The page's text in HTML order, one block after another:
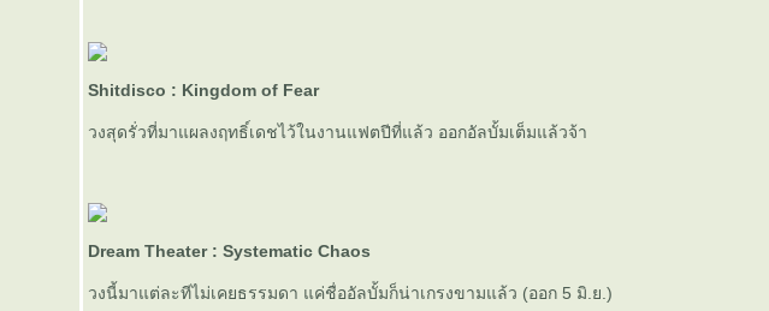
Shitdisco : Kingdom of Fear
วงสุดรั่วที่มาแผลงฤทธิ์เดชไว้ในงานแฟตปีที่แล้ว ออกอัลบั้มเต็มแล้วจ้า
Dream Theater : Systematic Chaos
วงนี้มาแต่ละทีไม่เคยธรรมดา แค่ชื่ออัลบั้มก็น่าเกรงขามแล้ว (ออก 5 มิ.ย.)